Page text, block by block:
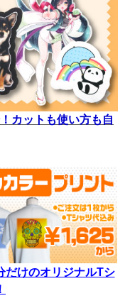
カットも使い方も自
だけのオリジナルTシ